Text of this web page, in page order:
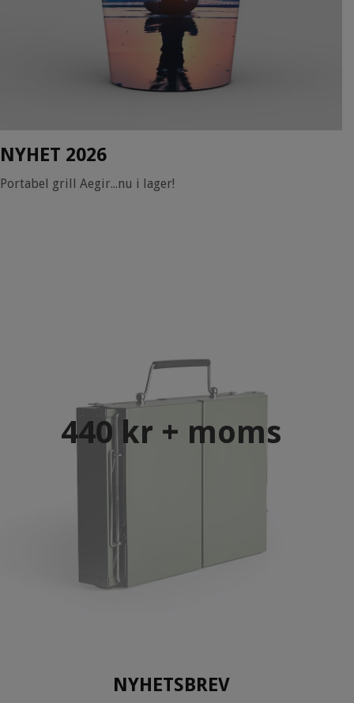
NYHET 2026
Portabel grill Aegir...nu i lager!
440 kr + moms
NYHETSBREV